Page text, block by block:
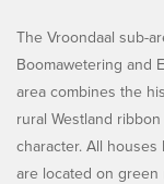
The Vroondaal sub-
Boomawetering and
area combines the
rural Westland
character. All
are located on green